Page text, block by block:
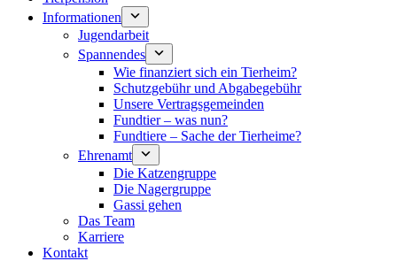
Informationen
Jugendarbeit
Spannendes
Wie finanziert sich ein Tierheim?
Schutzgebühr und Abgabegebühr
Unsere Vertragsgemeinden
Fundtier – was nun?
Fundtiere – Sache der Tierheime?
Ehrenamt
Die Katzengruppe
Die Nagergruppe
Gassi gehen
Das Team
Karriere
Kontakt